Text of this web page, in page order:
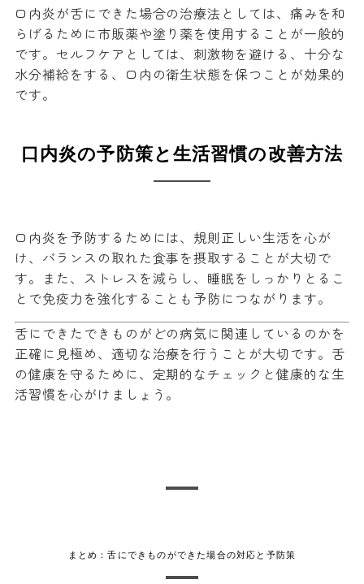
口内炎が舌にできた場合の治療法としては、痛みを和
らげるために市販薬や塗り薬を使用することが一般的
です。セルフケアとしては、刺激物を避ける、十分な
水分補給をする、口内の衛生状態を保つことが効果的
です。
口内炎の予防策と生活習慣の改善方法
口内炎を予防するためには、規則正しい生活を心が
け、バランスの取れた食事を摂取することが大切で
す。また、ストレスを減らし、睡眠をしっかりとるこ
とで免疫力を強化することも予防につながります。
舌にできたできものがどの病気に関連しているのかを
正確に見極め、適切な治療を行うことが大切です。舌
の健康を守るために、定期的なチェックと健康的な生
活習慣を心がけましょう。
まとめ：舌にできものができた場合の対応と予防策